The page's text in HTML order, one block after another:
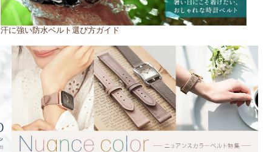
汗に強い防水ベルト選び方ガイド